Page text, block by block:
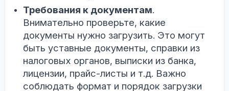
Требования к документам.
Внимательно проверьте, какие
документы нужно загрузить. Это могут
быть уставные документы, справки из
налоговых органов, выписки из банка,
лицензии, прайс-листы и т.д. Важно
соблюдать формат и порядок загрузки